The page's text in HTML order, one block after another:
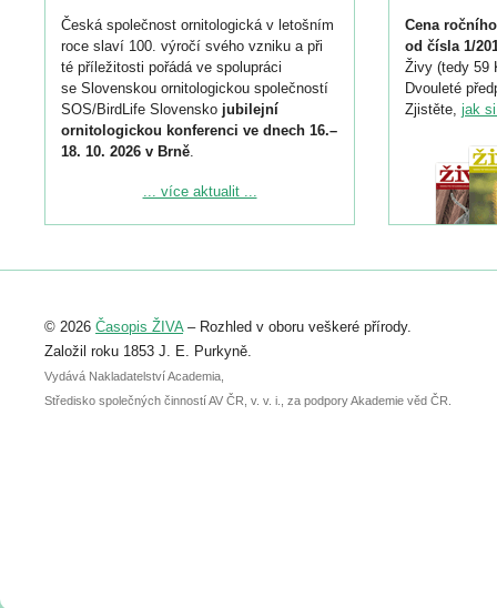
Česká společnost ornitologická v letošním
roce slaví 100. výročí svého vzniku a při
té příležitosti pořádá ve spolupráci
se Slovenskou ornitologickou společností
SOS/BirdLife Slovensko jubilejní
ornitologickou konferenci ve dnech 16.–
18. 10. 2026 v Brně.
Podrobnější informace ke konferenci
Registrovat se můžete do 6. září.
abstraktu přihlášené přednášky nebo
posteru je už 30. června.
... více aktualit ...
Cena
od čísla 1/
Živy (tedy 59
Dvouleté
Zjistěte, jak
© 2026 Časopis ŽIVA– Rozhled v oboru veškeré přírody.
Založil roku 1853 J. E. Purkyně.
Vydává Nakladatelství Academia,
Středisko společných činností AV ČR, v. v. i., za podpory Akademie věd ČR.